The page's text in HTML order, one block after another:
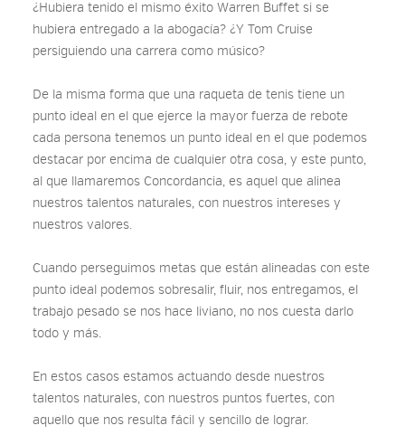
¿Hubiera tenido el mismo éxito Warren Buffet si se
hubiera entregado a la abogacía? ¿Y Tom Cruise
persiguiendo una carrera como músico?
De la misma forma que una raqueta de tenis tiene un
punto ideal en el que ejerce la mayor fuerza de rebote
cada persona tenemos un punto ideal en el que podemos
destacar por encima de cualquier otra cosa, y este punto,
al que llamaremos Concordancia, es aquel que alinea
nuestros talentos naturales, con nuestros intereses y
nuestros valores.
Cuando perseguimos metas que están alineadas con este
punto ideal podemos sobresalir, fluir, nos entregamos, el
trabajo pesado se nos hace liviano, no nos cuesta darlo
todo y más.
En estos casos estamos actuando desde nuestros
talentos naturales, con nuestros puntos fuertes, con
aquello que nos resulta fácil y sencillo de lograr.